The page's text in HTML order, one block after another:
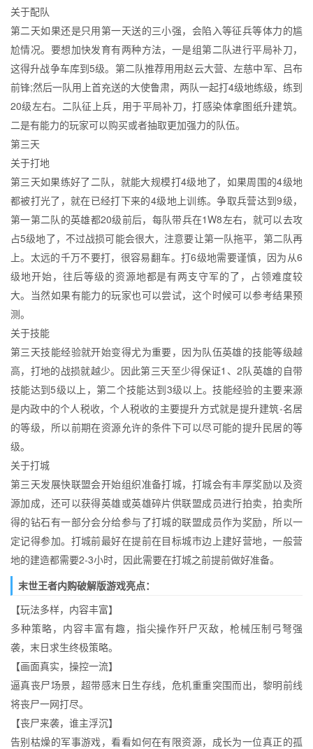
关于配队
第二天如果还是只用第一天送的三小强，会陷入等征兵等体力的尴
尬情况。要想加快发育有两种方法，一是组第二队进行平局补刀，
这得升战争车库到5级。第二队推荐用用赵云大营、左慈中军、吕布
前锋;然后一队用上首充送的大使鲁肃，两队一起打4级地练级，练到
20级左右。二队征上兵，用于平局补刀，打感染体拿图纸升建筑。
二是有能力的玩家可以购买或者抽取更加强力的队伍。
第三天
关于打地
第三天如果练好了二队，就能大规模打4级地了，如果周围的4级地
都被打光了，就在已经打下来的4级地上训练。争取兵营达到9级，
第一第二队的英雄都20级前后，每队带兵在1W8左右，就可以去攻
占5级地了，不过战损可能会很大，注意要让第一队拖平，第二队再
上。太远的千万不要打，很容易翻车。打6级地需要谨慎，因为从6
级地开始，往后等级的资源地都是有两支守军的了，占领难度较
大。当然如果有能力的玩家也可以尝试，这个时候可以参考结果预
测。
关于技能
第三天技能经验就开始变得尤为重要，因为队伍英雄的技能等级越
高，打地的战损就越少。因此第三天至少得保证1、2队英雄的自带
技能达到5级以上，第二个技能达到3级以上。技能经验的主要来源
是内政中的个人税收，个人税收的主要提升方式就是提升建筑-名居
的等级，所以前期在资源允许的条件下可以尽可能的提升民居的等
级。
关于打城
第三天发展快联盟会开始组织准备打城，打城会有丰厚奖励以及资
源加成，还可以获得英雄或英雄碎片供联盟成员进行拍卖，拍卖所
得的钻石有一部分会分给参与了打城的联盟成员作为奖励，所以一
定记得参加。打城前最好在提前在目标城市边上建好营地，一般营
地的建造都需要2-3小时，因此需要在打城之前提前做好准备。
末世王者内购破解版游戏亮点：
【玩法多样，内容丰富】
多种策略，内容丰富有趣，指尖操作歼尸灭敌，枪械压制弓弩强
袭，末日求生终极策略。
【画面真实，操控一流】
逼真丧尸场景，超带感末日生存线，危机重重突围而出，黎明前线
将丧尸一网打尽。
【丧尸来袭，谁主浮沉】
告别枯燥的军事游戏，看看如何在有限资源，成长为一位真正的孤